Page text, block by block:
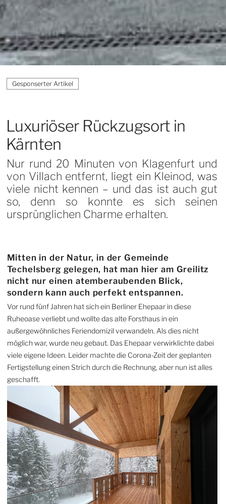
Luxuriöser Rückzugsort in
Kärnten
Nur rund 20 Minuten von Klagenfurt und
von Villach entfernt, liegt ein Kleinod, was
viele nicht kennen – und das ist auch gut
so, denn so konnte es sich seinen
ursprünglichen Charme erhalten.
Mitten in der Natur, in der Gemeinde
Techelsberg gelegen, hat man hier am Greilitz
nicht nur einen atemberaubenden Blick,
sondern kann auch perfekt entspannen.
Vor rund fünf Jahren hat sich ein Berliner Ehepaar in diese
Ruheoase verliebt und wollte das alte Forsthaus in ein
außergewöhnliches Feriendomizil verwandeln. Als dies nicht
möglich war, wurde neu gebaut. Das Ehepaar verwirklichte dabei
viele eigene Ideen. Leider machte die Corona-Zeit der geplanten
Fertigstellung einen Strich durch die Rechnung, aber nun ist alles
geschafft.